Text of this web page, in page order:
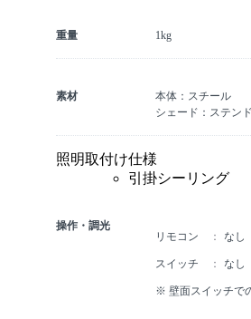
重量 1kg
素材
本体：スチール
シェード：ステン
照明取付け仕様
引掛シーリング
操作・調光
リモコン
なし
スイッチ なし
※ 壁面スイッチで